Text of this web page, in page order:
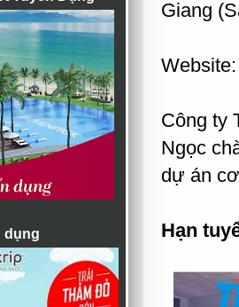
dụng
Giang
Công ty
Ngọc
dự án
Hạn